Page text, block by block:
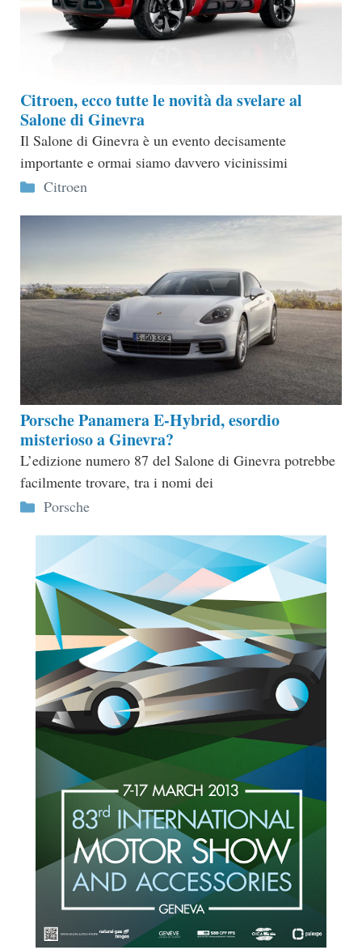
Citroen, ecco tutte le novità da svelare al
Salone di Ginevra
Il Salone di Ginevra è un evento decisamente
importante e ormai siamo davvero vicinissimi
Categorie
Citroen
Porsche Panamera E-Hybrid, esordio
misterioso a Ginevra?
L’edizione numero 87 del Salone di Ginevra potrebbe
facilmente trovare, tra i nomi dei
Categorie
Porsche